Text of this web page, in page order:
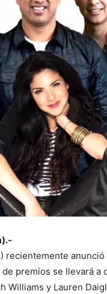
recientemente
premios se llevará a
Williams y Lauren